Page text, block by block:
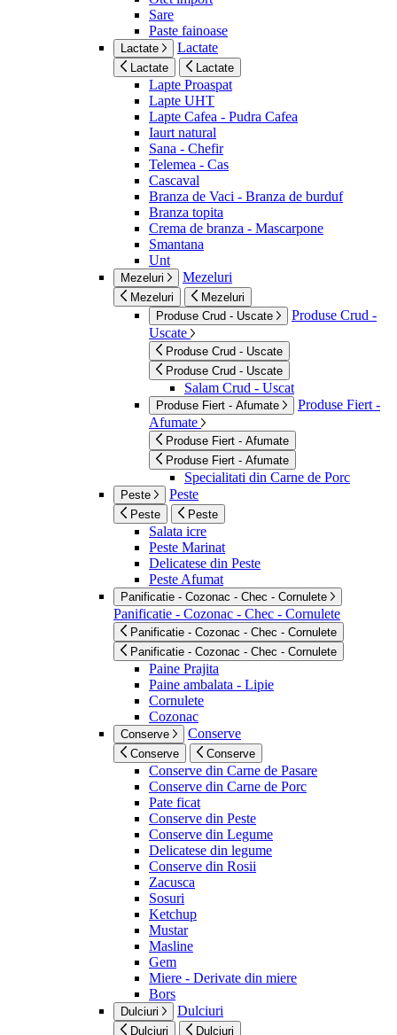
Sare
Paste fainoase
Lactate Lactate
Lactate Lactate
Lapte Proaspat
Lapte UHT
Lapte Cafea - Pudra Cafea
Iaurt natural
Sana - Chefir
Telemea - Cas
Cascaval
Branza de Vaci - Branza de burduf
Branza topita
Crema de branza - Mascarpone
Smantana
Unt
Mezeluri Mezeluri
Mezeluri
Mezeluri
Produse Crud - Uscate
Produse Crud -
Uscate
Produse Crud - Uscate
Produse Crud - Uscate
Salam Crud - Uscat
Produse Fiert - Afumate
Produse Fiert -
Afumate
Produse Fiert - Afumate
Produse Fiert - Afumate
Specialitati din Carne de Porc
Peste Peste
Peste Peste
Salata icre
Peste Marinat
Delicatese din Peste
Peste Afumat
Panificatie - Cozonac - Chec - Cornulete
Panificatie - Cozonac - Chec - Cornulete
Panificatie - Cozonac - Chec - Cornulete
Panificatie - Cozonac - Chec - Cornulete
Paine Prajita
Paine ambalata - Lipie
Cornulete
Cozonac
Conserve Conserve
Conserve Conserve
Conserve din Carne de Pasare
Conserve din Carne de Porc
Pate ficat
Conserve din Peste
Conserve din Legume
Delicatese din legume
Conserve din Rosii
Zacusca
Sosuri
Ketchup
Mustar
Masline
Gem
Miere - Derivate din miere
Bors
Dulciuri Dulciuri
Dulciuri Dulciuri